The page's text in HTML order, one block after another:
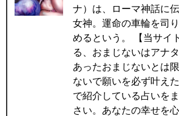
ナ）は、ローマ神話に
女神。運命の車輪を司
めるという。 【当サイ
る、おまじないはアナ
あったおまじないとは
ないで願いを必ず叶え
で紹介している占いを
さい。あなたの幸せを